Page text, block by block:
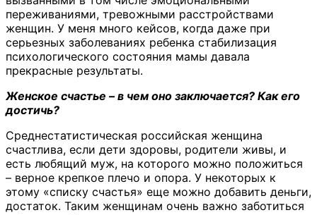
переживаниями, тревожными расстройствами
женщин. У меня много кейсов, когда даже при
серьезных заболеваниях ребенка стабилизация
психологического состояния мамы давала
прекрасные результаты.
Женское счастье – в чем оно заключается? Как его
достичь?
Среднестатистическая российская женщина
счастлива, если дети здоровы, родители живы, и
есть любящий муж, на которого можно положиться
– верное крепкое плечо и опора. У некоторых к
этому «списку счастья» еще можно добавить деньги,
достаток. Таким женщинам очень важно заботиться